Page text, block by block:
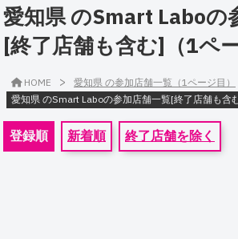
愛知県 のSmart Laboの
[終了店舗も含む]（1ペー
HOME > 愛知県 の参加店舗一覧（1ページ目）
愛知県 のSmart Laboの参加店舗一覧[終了店舗も含
登録順 新着順 終了店舗を除く